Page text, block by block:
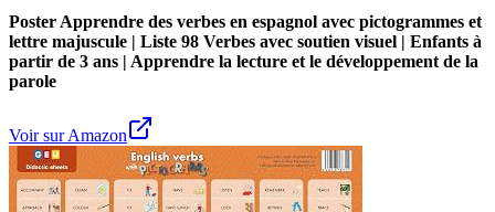
Poster Apprendre des verbes en espagnol avec pictogrammes et
lettre majuscule | Liste 98 Verbes avec soutien visuel | Enfants à
partir de 3 ans | Apprendre la lecture et le développement de la
parole
Voir sur Amazon